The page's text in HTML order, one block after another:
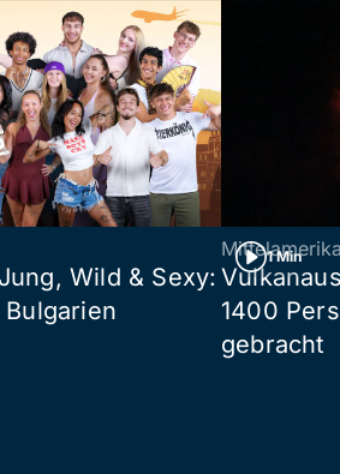
Wild & Sexy:
1 Min
1400
gebracht